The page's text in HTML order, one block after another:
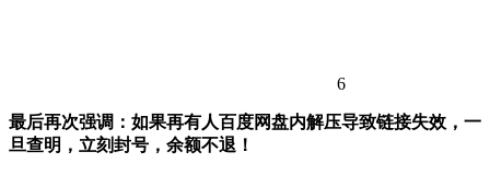
6
最后再次强调：如果再有人百度网盘内解压导致链接失效，一
旦查明，立刻封号，余额不退！